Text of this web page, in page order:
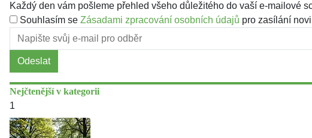
Každý den vám pošleme přehled všeho důležitého do vaší e-mailové
Souhlasím se Zásadami zpracování osobních údajů pro zasílání
Odeslat
Nejčtenější v kategorii
1